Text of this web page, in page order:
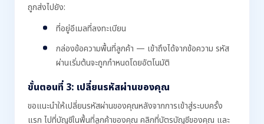
ถูกส่งไปยัง:
ที่อยู่อีเมลที่ลงทะเบียน
กล่องข้อความพื้นที่ลูกค้า — เข้าถึงได้จากข้อความ รหัส
ผ่านเริ่มต้นจะถูกกำหนดโดยอัตโนมัติ
ขั้นตอนที่ 3: เปลี่ยนรหัสผ่านของคุณ
ขอแนะนำให้เปลี่ยนรหัสผ่านของคุณหลังจากการเข้าสู่ระบบครั้ง
แรก ไปที่บัญชีในพื้นที่ลูกค้าของคุณ คลิกที่บัตรบัญชีของคุณ และ